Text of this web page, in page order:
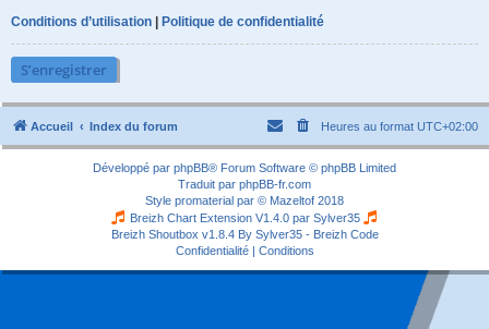
Conditions d’utilisation | Politique de confidentialité
S’enregistrer
Accueil Index du forum Heures au format UTC+02:00
Développé par phpBB® Forum Software © phpBB Limited
Traduit par phpBB-fr.com
Style promaterial par © Mazeltof 2018
Breizh Chart Extension V1.4.0 par Sylver35
Breizh Shoutbox v1.8.4 By Sylver35 - Breizh Code
Confidentialité| Conditions